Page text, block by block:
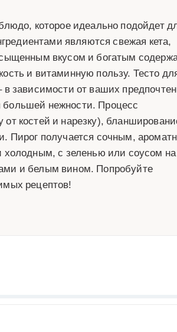
которое идеально подойдет
являются свежая кета,
вкусом и богатым
и витаминную пользу. Тесто
в зависимости от ваших
большей нежности. Процесс
от костей и нарезку),
Пирог получается сочным,
холодным, с зеленью или соусом на
и белым вином. Попробуйте
рецептов!